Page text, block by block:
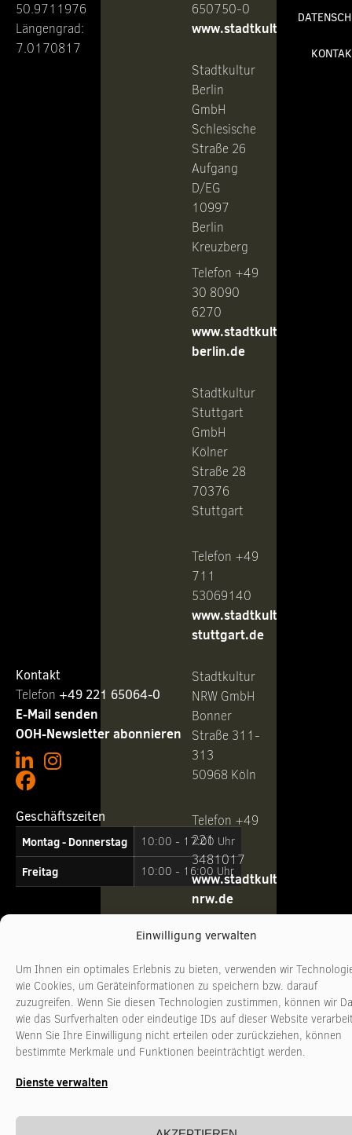
Einwilligung verwalten
Um Ihnen ein optimales Erlebnis zu bieten, verwenden wir
wie Cookies, um Geräteinformationen zu speichern bzw. darauf
zuzugreifen. Wenn Sie diesen Technologien zustimmen, können wir
wie das Surfverhalten oder eindeutige IDs auf dieser Website
Wenn Sie Ihre Einwilligung nicht erteilen oder zurückziehen, können
bestimmte Merkmale und Funktionen beeinträchtigt werden.
Dienste verwalten
50.9711976
Längengrad:
7.0170817
Kontakt
Telefon ‭ +49 221 65064-0
E-Mail senden
OOH-Newsletter abonnieren
Geschäftszeiten
Montag - Donnerstag
10:00 - 17:00 Uhr
Freitag 10:00 - 16:00 Uhr
650750-0
www.stadtkultur.de
Stadtkultur
Berlin
GmbH
Schlesische
Straße 26
Aufgang
D/EG
10997
Berlin
Kreuzberg
Telefon +49
30 8090
6270
www.stadtkultur-
berlin.de
Stadtkultur
Stuttgart
GmbH
Kölner
Straße 28
70376
Stuttgart
Telefon +49
711
53069140
www.stadtkultur-
stuttgart.de
Stadtkultur
NRW GmbH
Bonner
Straße 311-
313
50968 Köln
Telefon +49
221
3481017
www.stadtkultur-
nrw.de